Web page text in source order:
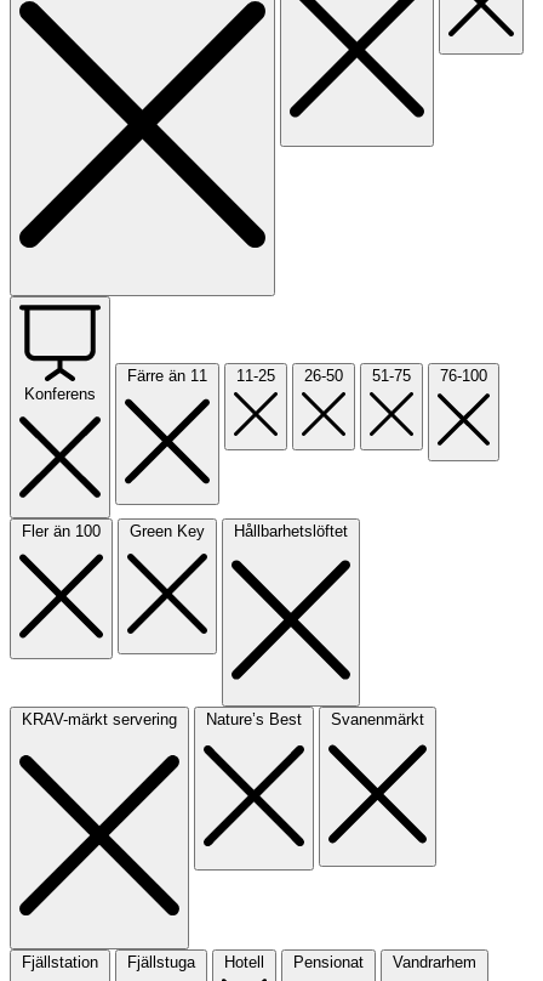
Konferens
Färre än 11 11-25 26-50 51-75 76-100
Fler än 100 Green Key Hållbarhetslöftet
KRAV-märkt servering Nature’s Best Svanenmärkt
Fjällstation Fjällstuga Hotell Pensionat Vandrarhem